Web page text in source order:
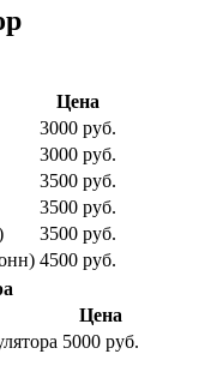
Цена
3000 руб.
3000 руб.
3500 руб.
3500 руб.
3500 руб.
4500 руб.
Цена
5000 руб.